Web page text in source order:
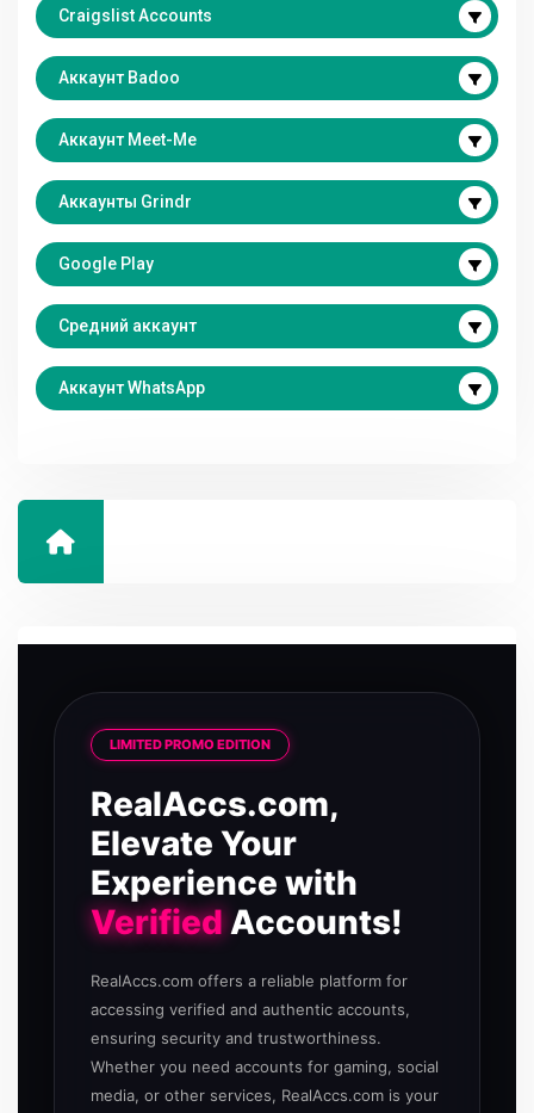
Craigslist Accounts
Аккаунт Badoo
Аккаунт Meet-Me
Аккаунты Grindr
Google Play
Средний аккаунт
Аккаунт WhatsApp
LIMITED PROMO EDITION
RealAccs.com,
Elevate Your
Experience with
VerifiedAccounts!
RealAccs.com offers a reliable platform for
accessing verified and authentic accounts,
ensuring security and trustworthiness.
Whether you need accounts for gaming, social
media, or other services, RealAccs.com is your